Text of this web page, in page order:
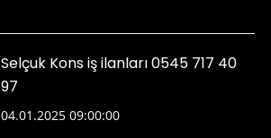
Selçuk Kons iş ilanları 0545 717 40
97
04.01.2025 09:00:00